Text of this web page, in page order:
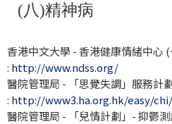
(八)精神病
香港中文大學 - 香港健康情緒中心
: http://www.ndss.org/
醫院管理局 - 「思覺失調」服務計
: http://www3.ha.org.hk/easy/
醫院管理局 - 「兒情計劃」- 抑鬱